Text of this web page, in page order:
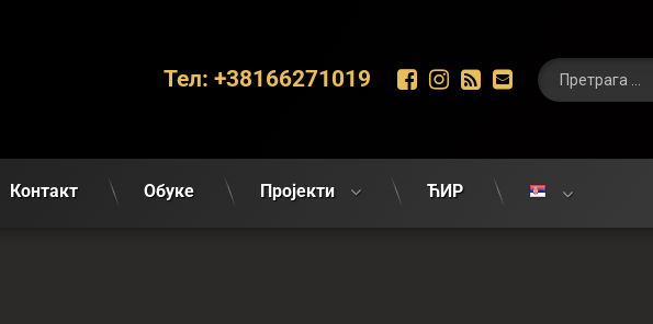
Тел: +38166271019 Фацебоок
Инстаграм
РССЕ-маил
Контакт Обуке Пројекти ЋИР